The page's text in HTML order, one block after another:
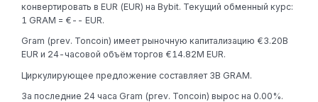
конвертировать в EUR (EUR) на Bybit. Текущий обменный курс:
1 GRAM = €-- EUR.
Gram (prev. Toncoin) имеет рыночную капитализацию €3.20B
EUR и 24-часовой объём торгов €14.82M EUR.
Циркулирующее предложение составляет 3B GRAM.
За последние 24 часа Gram (prev. Toncoin) вырос на 0.00%.